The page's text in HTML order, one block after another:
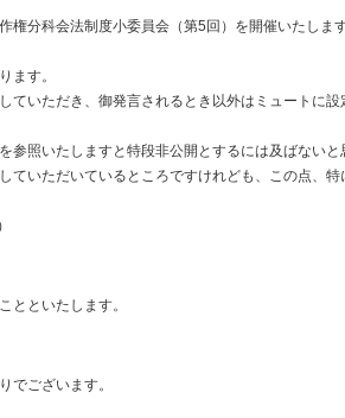
分科会法制度小委員会（第5回）を開催いたします
ます。
ていただき、御発言されるとき以外はミュートに設
参照いたしますと特段非公開とするには及ばないと
ていただいているところですけれども、この点、特
とといたします。
でございます。